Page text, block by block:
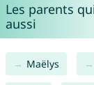
Les parents
aussi
Maëlys